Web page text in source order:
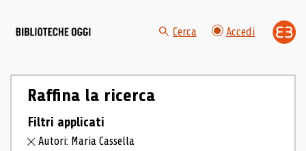
Cerca Accedi
Raffina la ricerca
Filtri applicati
Autori: Maria Cassella